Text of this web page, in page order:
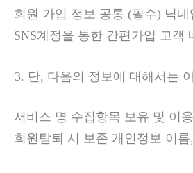
회원 가입 정보 공통 (필수) 닉
SNS계정을 통한 간편가입 고객
단, 다음의 정보에 대해서는
서비스 명 수집항목 보유 및 이
회원탈퇴 시 보존 개인정보 이